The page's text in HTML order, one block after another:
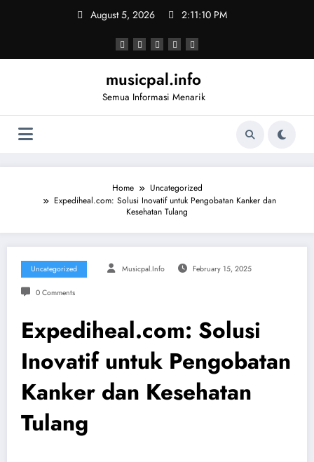
August 5, 2026 2:11:10 PM
musicpal.info
Semua Informasi Menarik
Home
Uncategorized
Expediheal.com: Solusi Inovatif untuk Pengobatan Kanker dan
Kesehatan Tulang
Uncategorized Musicpal.info February 15, 2025
0 Comments
Expediheal.com: Solusi
Inovatif untuk Pengobatan
Kanker dan Kesehatan
Tulang